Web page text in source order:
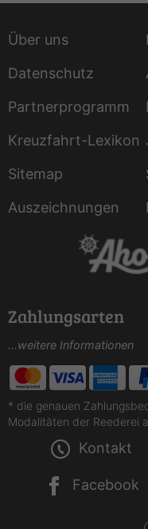
Über uns
Datenschutz
Partnerprogramm
Kreuzfahrt-Lexikon
Sitemap
Auszeichnungen
Zahlungsarten
...weitere Informationen
* die genauen
Modalitäten der Reederei
Kontakt
Facebook